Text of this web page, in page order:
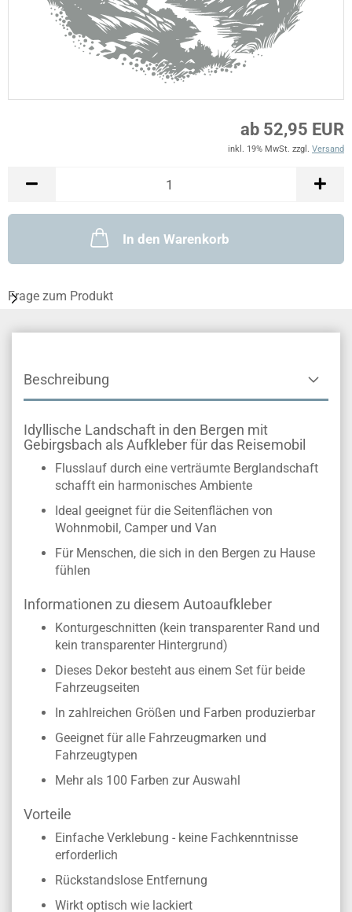
ab 52,95 EUR
inkl. 19% MwSt. zzgl. Versand
In den Warenkorb
Frage zum Produkt
Beschreibung
Idyllische Landschaft in den Bergen mit
Gebirgsbach als Aufkleber für das Reisemobil
Flusslauf durch eine verträumte Berglandschaft
schafft ein harmonisches Ambiente
Ideal geeignet für die Seitenflächen von
Wohnmobil, Camper und Van
Für Menschen, die sich in den Bergen zu Hause
fühlen
Informationen zu diesem Autoaufkleber
Konturgeschnitten (kein transparenter Rand und
kein transparenter Hintergrund)
Dieses Dekor besteht aus einem Set für beide
Fahrzeugseiten
In zahlreichen Größen und Farben produzierbar
Geeignet für alle Fahrzeugmarken und
Fahrzeugtypen
Mehr als 100 Farben zur Auswahl
Vorteile
Einfache Verklebung - keine Fachkenntnisse
erforderlich
Rückstandslose Entfernung
Wirkt optisch wie lackiert